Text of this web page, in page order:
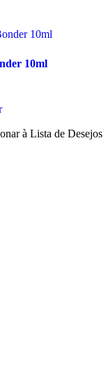
10ml
à Lista de Desejos